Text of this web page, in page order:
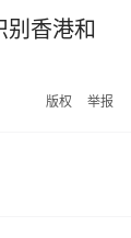
香港和
版权 举报